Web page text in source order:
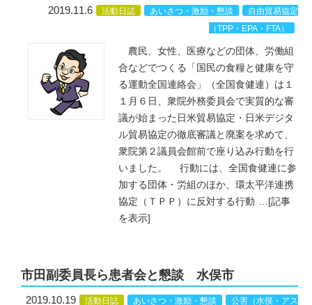
2019.11.6 活動日誌 あいさつ・激励・懇談
自由貿易協定
（TPP・EPA・FTA）
農民、女性、医療などの団体、労働組
合などでつくる「国民の食糧と健康を守
る運動全国連絡会」（全国食健連）は１
１月６日、衆院外務委員会で実質的な審
議が始まった日米貿易協定・日米デジタ
ル貿易協定の徹底審議と廃案を求めて、
衆院第２議員会館前で座り込み行動を行
いました。 行動には、全国食健連に参
加する団体・労組のほか、環太平洋連携
協定（ＴＰＰ）に反対する行動 … [記事
を表示]
市田副委員長ら患者会と懇談 水俣市
2019.10.19 活動日誌 あいさつ・激励・懇談
公害（水俣・アス